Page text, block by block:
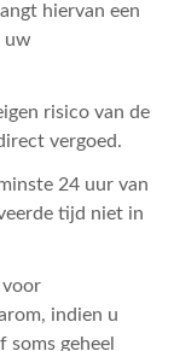
hiervan een
uw
risico van de
vergoed.
24 uur van
tijd niet in
voor
indien u
geheel